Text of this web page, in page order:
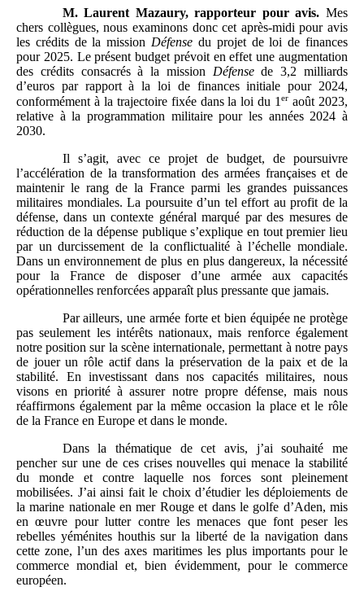
M. Laurent Mazaury, rapporteur pour avis. Mes
chers collègues, nous examinons donc cet après-midi pour avis
les crédits de la mission Défense du projet de loi de finances
pour 2025. Le présent budget prévoit en effet une augmentation
des crédits consacrés à la mission Défensede 3,2 milliards
d’euros par rapport à la loi de finances initiale pour 2024,
conformément à la trajectoire fixée dans la loi du 1er août 2023,
relative à la programmation militaire pour les années 2024 à
2030.
Il s’agit, avec ce projet de budget, de poursuivre
l’accélération de la transformation des armées françaises et de
maintenir le rang de la France parmi les grandes puissances
militaires mondiales. La poursuite d’un tel effort au profit de la
défense, dans un contexte général marqué par des mesures de
réduction de la dépense publique s’explique en tout premier lieu
par un durcissement de la conflictualité à l’échelle mondiale.
Dans un environnement de plus en plus dangereux, la nécessité
pour la France de disposer d’une armée aux capacités
opérationnelles renforcées apparaît plus pressante que jamais.
Par ailleurs, une armée forte et bien équipée ne protège
pas seulement les intérêts nationaux, mais renforce également
notre position sur la scène internationale, permettant à notre pays
de jouer un rôle actif dans la préservation de la paix et de la
stabilité. En investissant dans nos capacités militaires, nous
visons en priorité à assurer notre propre défense, mais nous
réaffirmons également par la même occasion la place et le rôle
de la France en Europe et dans le monde.
Dans la thématique de cet avis, j’ai souhaité me
pencher sur une de ces crises nouvelles qui menace la stabilité
du monde et contre laquelle nos forces sont pleinement
mobilisées. J’ai ainsi fait le choix d’étudier les déploiements de
la marine nationale en mer Rouge et dans le golfe d’Aden, mis
en œuvre pour lutter contre les menaces que font peser les
rebelles yéménites houthis sur la liberté de la navigation dans
cette zone, l’un des axes maritimes les plus importants pour le
commerce mondial et, bien évidemment, pour le commerce
européen.